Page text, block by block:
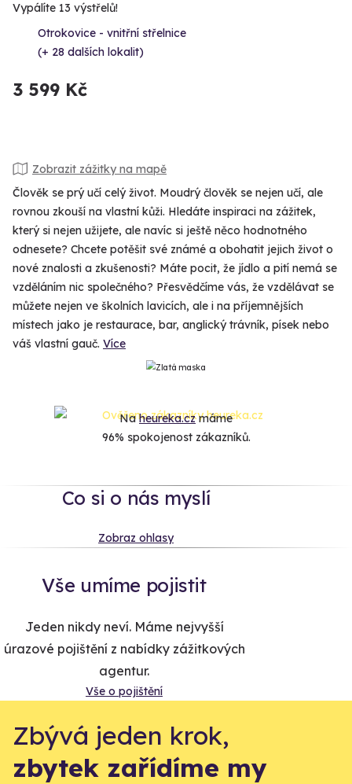
Vypálíte 13 výstřelů!
Otrokovice - vnitřní střelnice
(+ 28 dalších lokalit)
3 599 Kč
Zobrazit zážitky na mapě
Člověk se prý učí celý život. Moudrý člověk se nejen učí, ale
rovnou zkouší na vlastní kůži. Hledáte inspiraci na zážitek,
který si nejen užijete, ale navíc si ještě něco hodnotného
odnesete? Chcete potěšit své známé a obohatit jejich život o
nové znalosti a zkušenosti? Máte pocit, že jídlo a pití nemá se
vzděláním nic společného? Přesvědčíme vás, že vzdělávat se
můžete nejen ve školních lavicích, ale i na příjemnějších
místech jako je restaurace, bar, anglický trávník, písek nebo
váš vlastní gauč. Více
Naheureka.czmáme
96% spokojenost zákazníků.
Co si o nás myslí
Zobraz ohlasy
Vše umíme pojistit
Jeden nikdy neví. Máme nejvyšší
úrazové pojištění z nabídky zážitkových
agentur.
Vše o pojištění
Zbývá jeden krok,
zbytek zařídíme my